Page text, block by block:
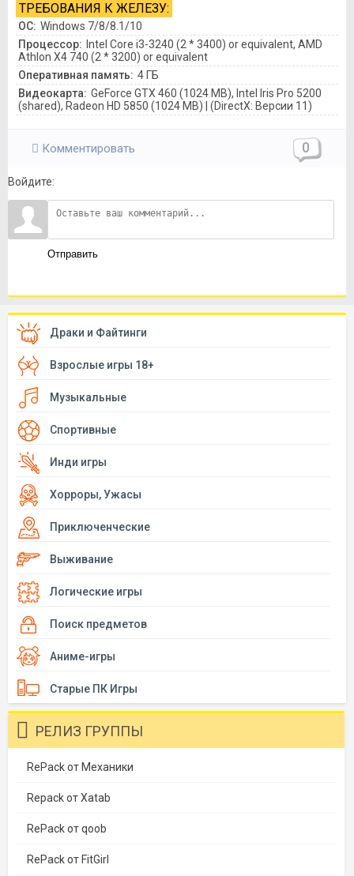
ТРЕБОВАНИЯ К ЖЕЛЕЗУ:
ОС: Windows 7/8/8.1/10
Процессор: Intel Core i3-3240 (2 * 3400) or equivalent, AMD
Athlon X4 740 (2 * 3200) or equivalent
Оперативная память: 4 ГБ
Видеокарта: GeForce GTX 460 (1024 MB), Intel Iris Pro 5200
(shared), Radeon HD 5850 (1024 MB) | (DirectX: Версии 11)
Комментировать 0
Войдите:
Отправить
Драки и Файтинги
Взрослые игры 18+
Музыкальные
Спортивные
Инди игры
Хорроры, Ужасы
Приключенческие
Выживание
Логические игры
Поиск предметов
Аниме-игры
Старые ПК Игры
РЕЛИЗ ГРУППЫ
RePack от Механики
Repack от Xatab
RePack от qoob
RePack от FitGirl